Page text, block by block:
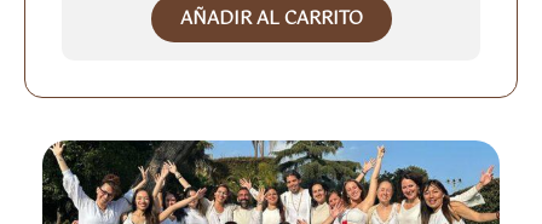
AÑADIR AL CARRITO